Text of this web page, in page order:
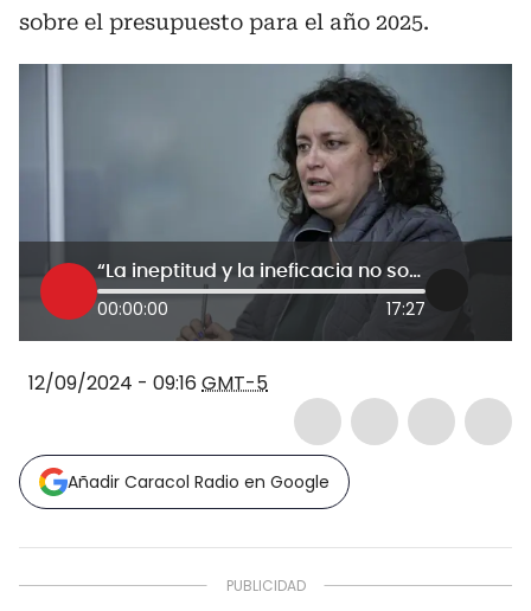
sobre el presupuesto para el año 2025.
“La ineptitud y la ineficacia no son excusas para clavar más impuestos”: Angélica Lozano
00:00:00 17:27
12/09/2024 - 09:16 GMT-5
Añadir Caracol Radio en Google